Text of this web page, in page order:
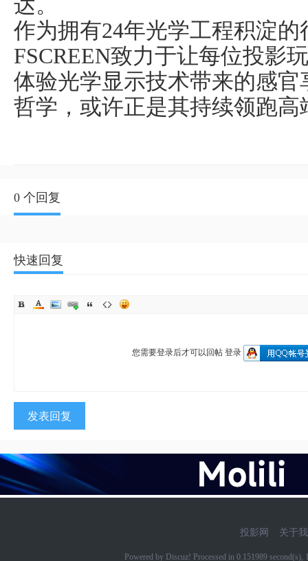
达。
作为拥有24年光学工程积淀
FSCREEN致力于让每位投影
体验光学显示技术带来的感官
哲学， 或许正是其持续领跑
0 个回复
快速回复
您需要登录后才可以回帖 登录
发表回复
投影网 关于
Powered by Discuz! Processed in 0.151989